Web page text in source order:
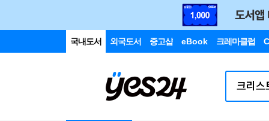
국내도서 외국도서 중고샵 eBook 크레마클럽